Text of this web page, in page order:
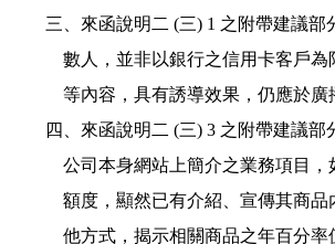
三、來函說明二 (三) 1 之附帶建
數人，並非以銀行之信用卡客
等內容，具有誘導效果，仍應
四、來函說明二 (三) 3 之附帶建
公司本身網站上簡介之業務項
額度，顯然已有介紹、宣傳其
他方式，揭示相關商品之年百分